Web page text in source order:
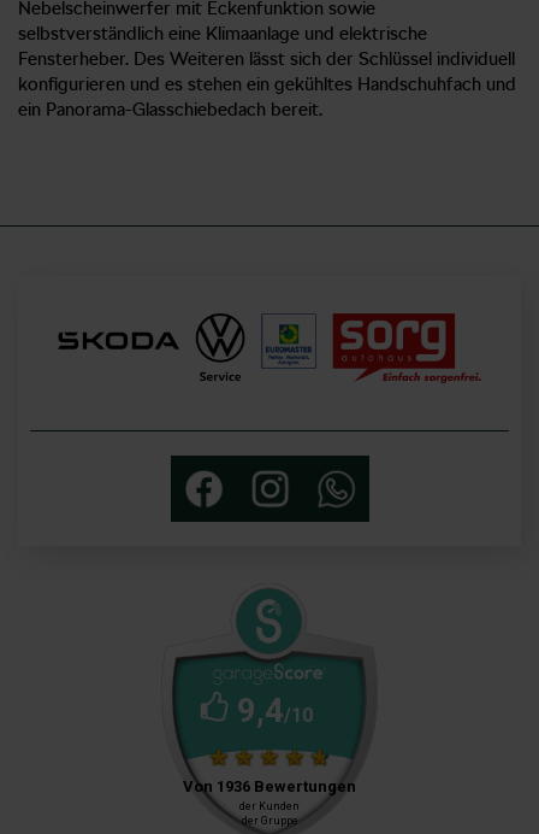
Nebelscheinwerfer mit Eckenfunktion sowie
selbstverständlich eine Klimaanlage und elektrische
Fensterheber. Des Weiteren lässt sich der Schlüssel individuell
konfigurieren und es stehen ein gekühltes Handschuhfach und
ein Panorama-Glasschiebedach bereit.